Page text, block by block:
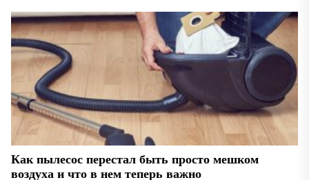
Как пылесос перестал быть просто мешком
воздуха и что в нем теперь важно